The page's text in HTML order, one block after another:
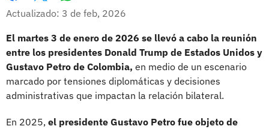
Facebook
X
Actualizado: 3 de feb, 2026
El martes 3 de enero de 2026 se llevó a cabo la reunión
entre los presidentes Donald Trump de Estados Unidos y
Gustavo Petro de Colombia, en medio de un escenario
marcado por tensiones diplomáticas y decisiones
administrativas que impactan la relación bilateral.
En 2025, el presidente Gustavo Petro fue objeto de